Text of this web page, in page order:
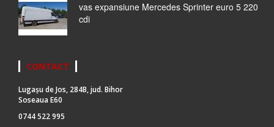
vas expansiune Mercedes Sprinter euro 5 220
cdi
CONTACT
Lugașu de Jos, 284B, jud. Bihor
Soseaua E60
0744 522 995